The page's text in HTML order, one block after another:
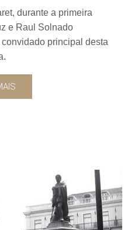
durante a primeira
e Raul Solnado
principal desta